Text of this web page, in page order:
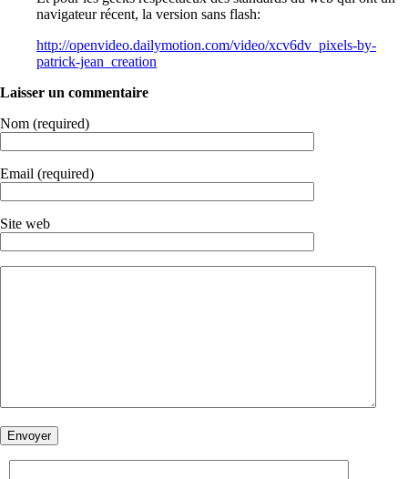
navigateur récent, la version sans flash:
http://openvideo.dailymotion.com/video/xcv6dv_pixels-by-
patrick-jean_creation
Laisser un commentaire
Nom (required)
Email (required)
Site web